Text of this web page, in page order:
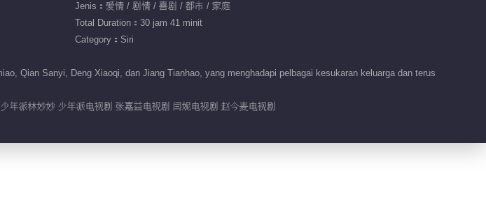
2
2
Jenis：爱情 / 剧情 / 喜剧 / 都市 / 家庭
Total Duration：30 jam 41 minit
Category：Siri
Qian Sanyi, Deng Xiaoqi, dan Jiang Tianhao, yang menghadapi pelbagai kesukaran keluarga dan terus
年派林妙妙 少年派电视剧 张嘉益电视剧 闫妮电视剧 赵今麦电视剧